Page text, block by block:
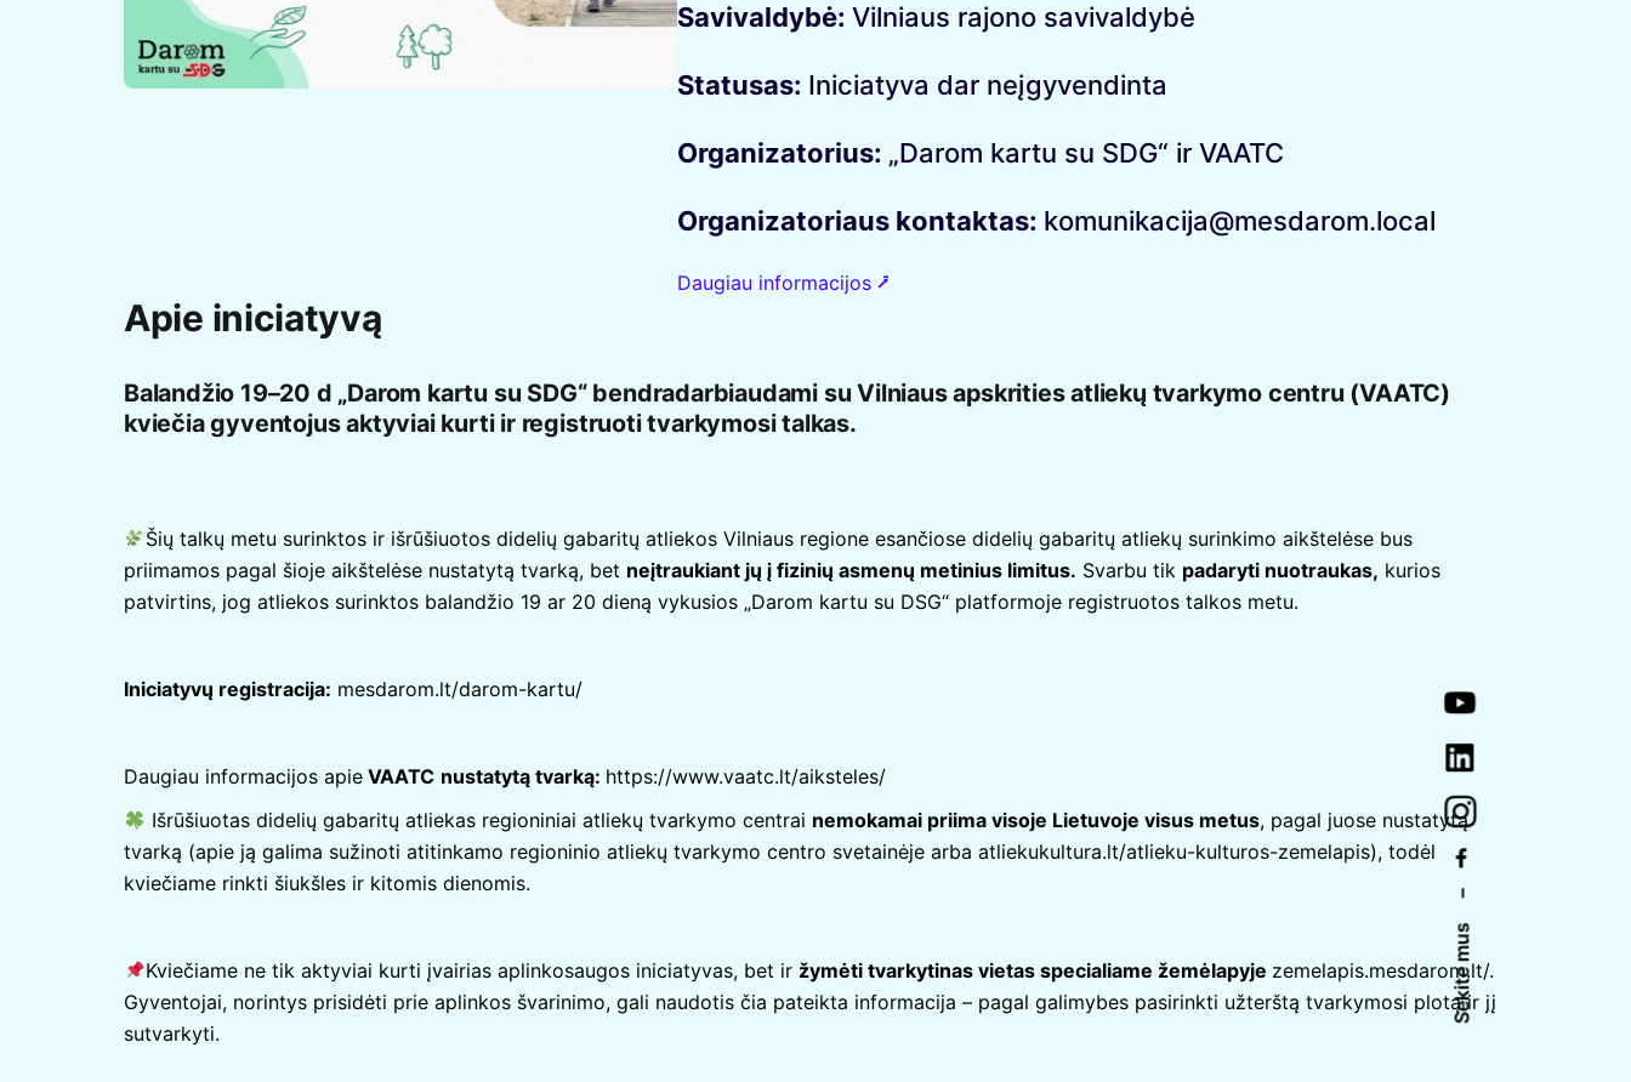
Sekite mus
–
Savivaldybė: Vilniaus rajono savivaldybė
Statusas: Iniciatyva dar neįgyvendinta
Organizatorius: „Darom kartu su SDG“ ir VAATC
Organizatoriaus kontaktas: komunikacija@mesdarom.local
Daugiau informacijos ⭷
Apie iniciatyvą
Balandžio 19–20 d „Darom kartu su SDG“ bendradarbiaudami su Vilniaus apskrities atliekų tvarkymo centru (VAATC)
kviečia gyventojus aktyviai kurti ir registruoti tvarkymosi talkas.
Šių talkų metu surinktos ir išrūšiuotos didelių gabaritų atliekos Vilniaus regione esančiose didelių gabaritų atliekų surinkimo aikštelėse bus
priimamos pagal šioje aikštelėse nustatytą tvarką, bet neįtraukiant jų į fizinių asmenų metinius limitus. Svarbu tik padaryti nuotraukas, kurios
patvirtins, jog atliekos surinktos balandžio 19 ar 20 dieną vykusios „Darom kartu su DSG“ platformoje registruotos talkos metu.
Iniciatyvų registracija: mesdarom.lt/darom-kartu/
Daugiau informacijos apie VAATC nustatytą tvarką: https://www.vaatc.lt/aiksteles/
Išrūšiuotas didelių gabaritų atliekas regioniniai atliekų tvarkymo centrai nemokamai priima visoje Lietuvoje visus metus, pagal juose nustatytą
tvarką (apie ją galima sužinoti atitinkamo regioninio atliekų tvarkymo centro svetainėje arba atliekukultura.lt/atlieku-kulturos-zemelapis), todėl
kviečiame rinkti šiukšles ir kitomis dienomis.
Kviečiame ne tik aktyviai kurti įvairias aplinkosaugos iniciatyvas, bet ir žymėti tvarkytinas vietas specialiame žemėlapyje zemelapis.mesdarom.lt/.
Gyventojai, norintys prisidėti prie aplinkos švarinimo, gali naudotis čia pateikta informacija – pagal galimybes pasirinkti užterštą tvarkymosi plotą ir jį
sutvarkyti.